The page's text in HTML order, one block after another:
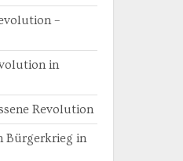
–
in
Revolution
Bürgerkrieg in